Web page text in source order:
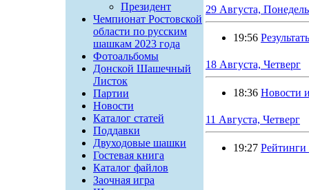
Президент
Чемпионат Ростовской
области по русским
шашкам 2023 года
Фотоальбомы
Донской Шашечный
Листок
Партии
Новости
Каталог статей
Поддавки
Двуходовые шашки
Гостевая книга
Каталог файлов
Заочная игра
29 Августа,
19:56
18 Августа, Четверг
18:36 Новости
11 Августа, Четверг
19:27